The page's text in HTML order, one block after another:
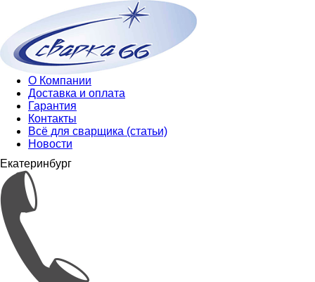
О Компании
Доставка и оплата
Гарантия
Контакты
Всё для сварщика (статьи)
Новости
Екатеринбург